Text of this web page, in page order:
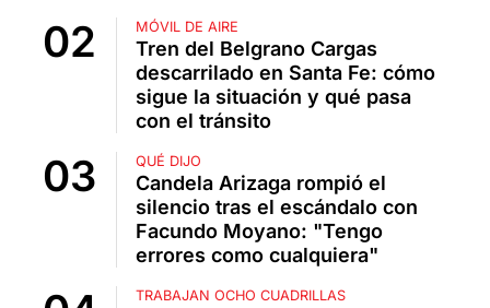
MÓVIL DE AIRE
Tren del Belgrano Cargas
descarrilado en Santa Fe: cómo
sigue la situación y qué pasa
con el tránsito
QUÉ DIJO
Candela Arizaga rompió el
silencio tras el escándalo con
Facundo Moyano: "Tengo
errores como cualquiera"
TRABAJAN OCHO CUADRILLAS